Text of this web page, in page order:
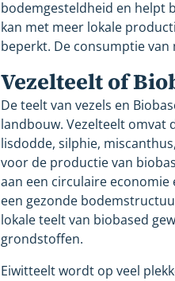
bodemgesteldheid en helpt
kan met meer lokale
beperkt. De consumptie
Vezelteelt of
De teelt van vezels en
landbouw. Vezelteelt omvat
lisdodde, silphie,
voor de productie van
aan een circulaire
een gezonde
lokale teelt van biobased
grondstoffen.
Eiwitteelt wordt op veel